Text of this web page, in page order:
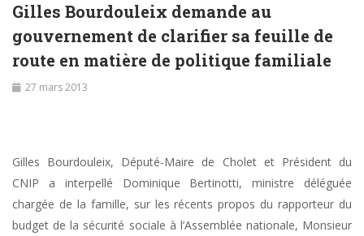
Gilles Bourdouleix demande au
gouvernement de clarifier sa feuille de
route en matière de politique familiale
27 mars 2013
Gilles Bourdouleix, Député-Maire de Cholet et Président du
CNIP a interpellé Dominique Bertinotti, ministre déléguée
chargée de la famille, sur les récents propos du rapporteur du
budget de la sécurité sociale à l’Assemblée nationale, Monsieur